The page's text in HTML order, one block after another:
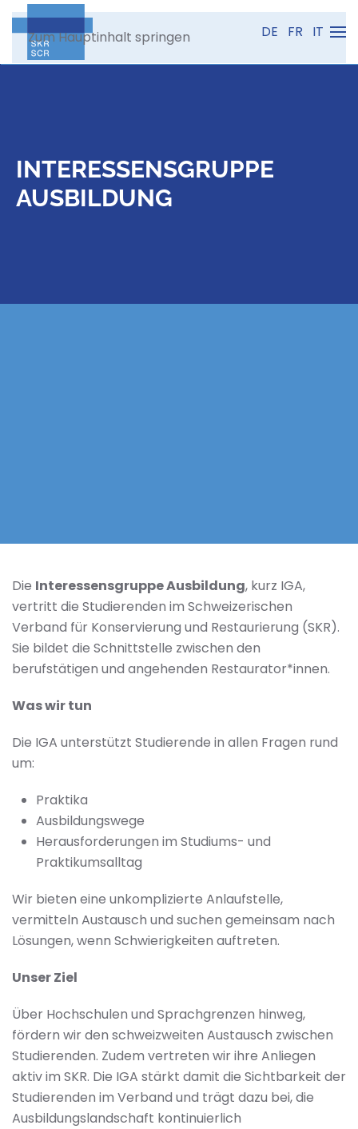
Zum Hauptinhalt springen DE FR IT
INTERESSENSGRUPPE
AUSBILDUNG
Die Interessensgruppe Ausbildung, kurz IGA,
vertritt die Studierenden im Schweizerischen
Verband für Konservierung und Restaurierung (SKR).
Sie bildet die Schnittstelle zwischen den
berufstätigen und angehenden Restaurator*innen.
Was wir tun
Die IGA unterstützt Studierende in allen Fragen rund
um:
Praktika
Ausbildungswege
Herausforderungen im Studiums- und
Praktikumsalltag
Wir bieten eine unkomplizierte Anlaufstelle,
vermitteln Austausch und suchen gemeinsam nach
Lösungen, wenn Schwierigkeiten auftreten.
Unser Ziel
Über Hochschulen und Sprachgrenzen hinweg,
fördern wir den schweizweiten Austausch zwischen
Studierenden. Zudem vertreten wir ihre Anliegen
aktiv im SKR. Die IGA stärkt damit die Sichtbarkeit der
Studierenden im Verband und trägt dazu bei, die
Ausbildungslandschaft kontinuierlich